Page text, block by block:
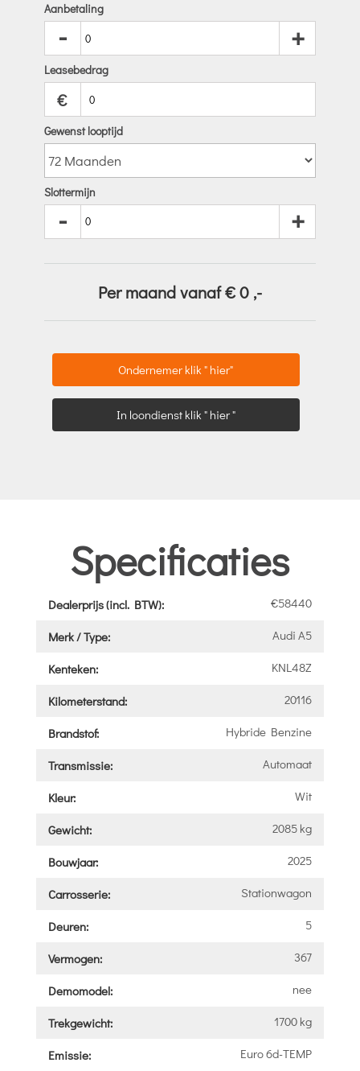
Aanbetaling
- +
Leasebedrag
€
Gewenst looptijd
Slottermijn
- +
Per maand vanaf €0 ,-
Ondernemer klik " hier"
In loondienst klik " hier "
Specificaties
Dealerprijs (incl. BTW): €58440
Merk / Type: Audi A5
Kenteken: KNL48Z
Kilometerstand: 20116
Brandstof: Hybride Benzine
Transmissie: Automaat
Kleur: Wit
Gewicht: 2085 kg
Bouwjaar: 2025
Carrosserie: Stationwagon
Deuren: 5
Vermogen: 367
Demomodel: nee
Trekgewicht: 1700 kg
Emissie: Euro 6d-TEMP